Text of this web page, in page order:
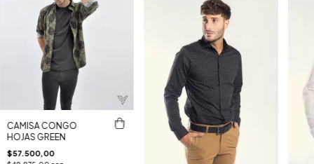
CAMISA CONGO
HOJAS GREEN
$57.500,00